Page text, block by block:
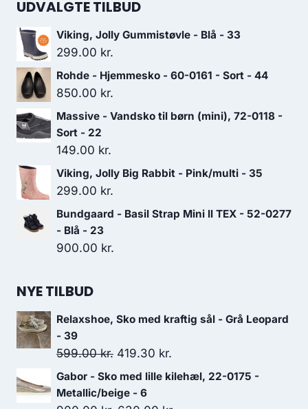
UDVALGTE TILBUD
Viking, Jolly Gummistøvle - Blå - 33
299.00 kr.
Rohde - Hjemmesko - 60-0161 - Sort - 44
850.00 kr.
Massive - Vandsko til børn (mini), 72-0118 -
Sort - 22
149.00 kr.
Viking, Jolly Big Rabbit - Pink/multi - 35
299.00 kr.
Bundgaard - Basil Strap Mini ll TEX - 52-0277
- Blå - 23
900.00 kr.
NYE TILBUD
Relaxshoe, Sko med kraftig sål - Grå Leopard
- 39
599.00kr. Den
oprindelige
pris
419.30 kr.
aktuelle
Gabor - Sko med lille kilehæl, 22-0175 -
Metallic/beige - 6